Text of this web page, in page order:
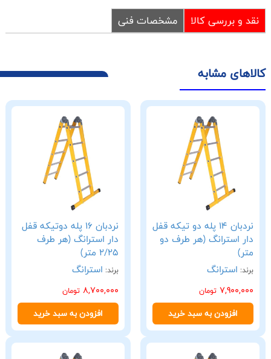
نقد و بررسی کالا مشخصات فنی
کالاهای مشابه
نردبان 14 پله دو تیکه قفل
دار استرانگ (هر طرف دو
متر)
برند: استرانگ
7,900,000 تومان
افزودن به سبد خرید
نردبان 16 پله دوتیکه قفل
دار استرانگ (هر طرف
2/25 متر)
برند: استرانگ
8,700,000 تومان
افزودن به سبد خرید